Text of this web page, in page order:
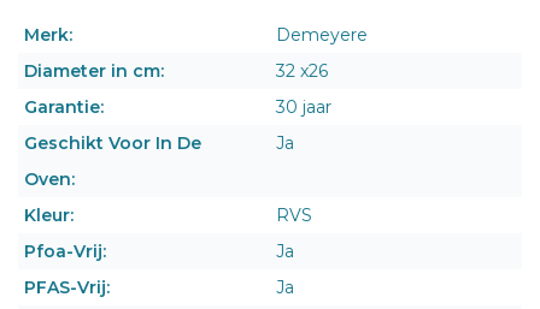
Merk:
Demeyere
Diameter in cm:
32 x26
Garantie:
30 jaar
Geschikt Voor In De
Oven:
Ja
Kleur:
RVS
Pfoa-Vrij:
Ja
PFAS-Vrij:
Ja